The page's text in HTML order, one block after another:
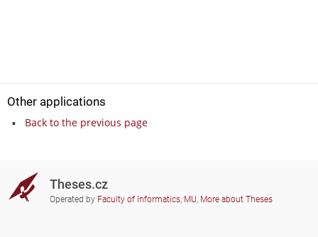
Other applications
Back to the previous page
Theses.cz
Operated by Faculty of Informatics, MU, More about Theses